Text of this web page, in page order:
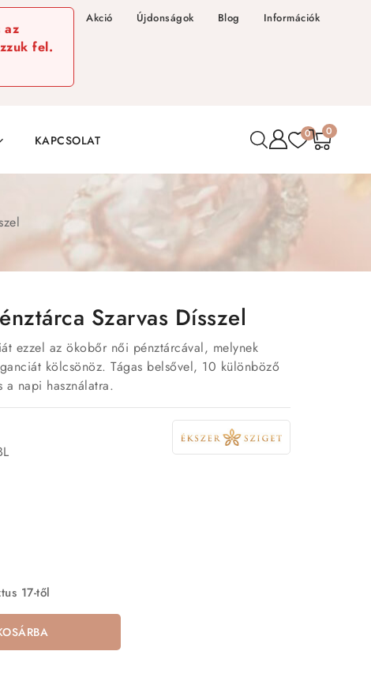
az
fel.
Akció Újdonságok Blog Információk
KAPCSOLAT 0 0
Szarvas Dísszel
ezzel az ökobőr női pénztárcával, melynek
kölcsönöz. Tágas belsővel, 10 különböző
a napi használatra.
17-től